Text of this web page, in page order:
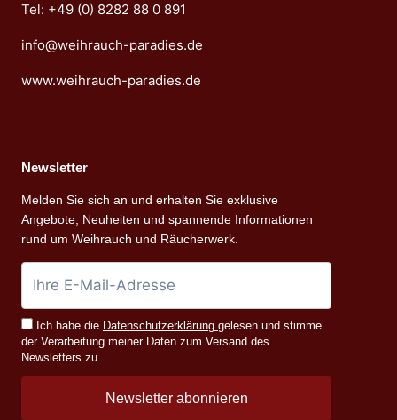
Tel: +49 (0) 8282 88 0 891
info@weihrauch-paradies.de
www.weihrauch-paradies.de
Newsletter
Melden Sie sich an und erhalten Sie exklusive
Angebote, Neuheiten und spannende Informationen
rund um Weihrauch und Räucherwerk.
Ich habe die Datenschutzerklärung gelesen und stimme
der Verarbeitung meiner Daten zum Versand des
Newsletters zu.
Newsletter abonnieren